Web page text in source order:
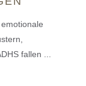
fallen ...